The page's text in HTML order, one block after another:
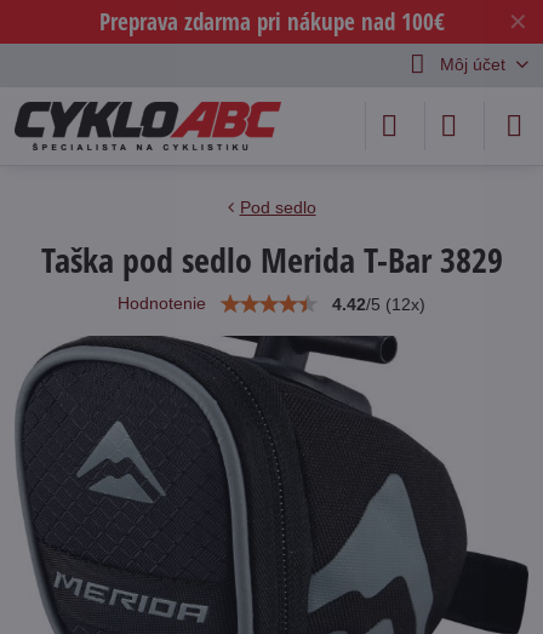
✕
Preprava zdarma pri nákupe nad 100€
Môj účet
Pod sedlo
Taška pod sedlo Merida T-Bar 3829
Hodnotenie 4.42/5 (12x)